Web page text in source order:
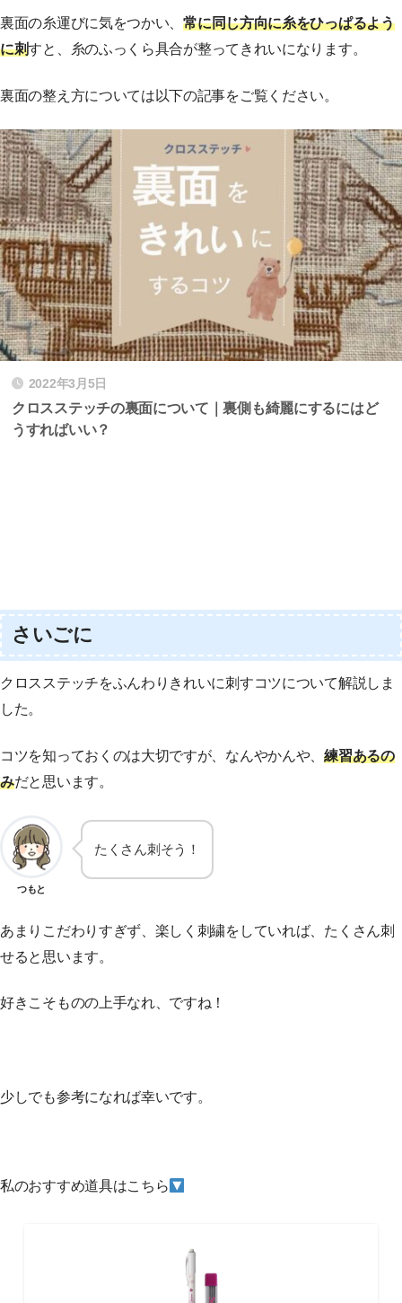
裏面の糸運びに気をつかい、常に同じ方向に糸をひっぱるよう
に刺すと、糸のふっくら具合が整ってきれいになります。
裏面の整え方については以下の記事をご覧ください。
2022年3月5日
クロスステッチの裏面について｜裏側も綺麗にするにはど
うすればいい？
さいごに
クロスステッチをふんわりきれいに刺すコツについて解説しま
した。
コツを知っておくのは大切ですが、なんやかんや、練習あるの
みだと思います。
つもと
たくさん刺そう！
あまりこだわりすぎず、楽しく刺繍をしていれば、たくさん刺
せると思います。
好きこそものの上手なれ、ですね！
少しでも参考になれば幸いです。
私のおすすめ道具はこちら